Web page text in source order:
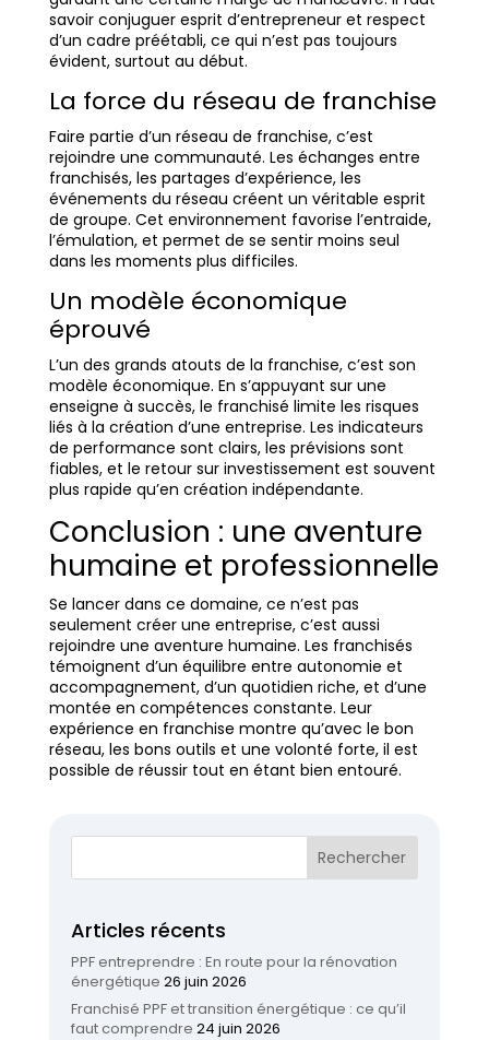
savoir conjuguer esprit d’entrepreneur et respect
d’un cadre préétabli, ce qui n’est pas toujours
évident, surtout au début.
La force du réseau de franchise
Faire partie d’un réseau de franchise, c’est
rejoindre une communauté. Les échanges entre
franchisés, les partages d’expérience, les
événements du réseau créent un véritable esprit
de groupe. Cet environnement favorise l’entraide,
l’émulation, et permet de se sentir moins seul
dans les moments plus difficiles.
Un modèle économique
éprouvé
L’un des grands atouts de la franchise, c’est son
modèle économique. En s’appuyant sur une
enseigne à succès, le franchisé limite les risques
liés à la création d’une entreprise. Les indicateurs
de performance sont clairs, les prévisions sont
fiables, et le retour sur investissement est souvent
plus rapide qu’en création indépendante.
Conclusion : une aventure
humaine et professionnelle
Se lancer dans ce domaine, ce n’est pas
seulement créer une entreprise, c’est aussi
rejoindre une aventure humaine. Les franchisés
témoignent d’un équilibre entre autonomie et
accompagnement, d’un quotidien riche, et d’une
montée en compétences constante. Leur
expérience en franchise montre qu’avec le bon
réseau, les bons outils et une volonté forte, il est
possible de réussir tout en étant bien entouré.
Articles récents
PPF entreprendre : En route pour la rénovation
énergétique 26 juin 2026
Franchisé PPF et transition énergétique : ce qu’il
faut comprendre 24 juin 2026